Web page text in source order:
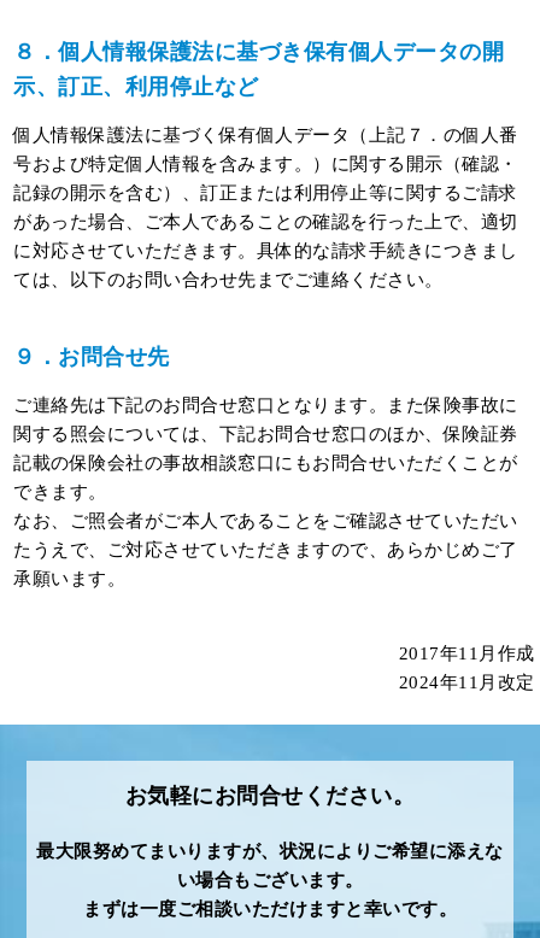
８．個人情報保護法に基づき保有個人データの開
示、訂正、利用停止など
個人情報保護法に基づく保有個人データ（上記７．の個人番
号および特定個人情報を含みます。）に関する開示（確認・
記録の開示を含む）、訂正または利用停止等に関するご請求
があった場合、ご本人であることの確認を行った上で、適切
に対応させていただきます。具体的な請求手続きにつきまし
ては、以下のお問い合わせ先までご連絡ください。
９．お問合せ先
ご連絡先は下記のお問合せ窓口となります。また保険事故に
関する照会については、下記お問合せ窓口のほか、保険証券
記載の保険会社の事故相談窓口にもお問合せいただくことが
できます。
なお、ご照会者がご本人であることをご確認させていただい
たうえで、ご対応させていただきますので、あらかじめご了
承願います。
2017年11月作成
2024年11月改定
お気軽にお問合せください。
最大限努めてまいりますが、状況によりご希望に添えな
い場合もございます。
まずは一度ご相談いただけますと幸いです。